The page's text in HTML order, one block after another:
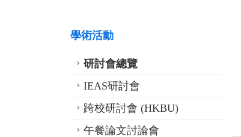
學術活動
研討會總覽
IEAS研討會
跨校研討會 (HKBU)
午餐論文討論會